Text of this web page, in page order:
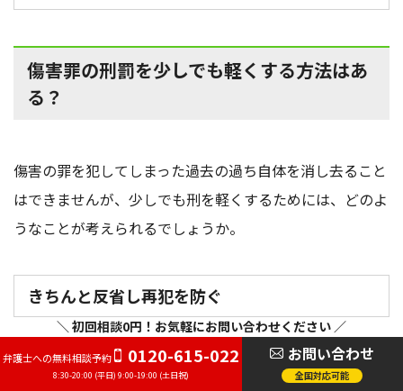
傷害罪の刑罰を少しでも軽くする方法はあ
る？
傷害の罪を犯してしまった過去の過ち自体を消し去ること
はできませんが、少しでも刑を軽くするためには、どのよ
うなことが考えられるでしょうか。
きちんと反省し再犯を防ぐ
当然のことながら、自らが傷害事件を起こすに至った経緯
＼ 初回相談0円！お気軽にお問い合わせください ／
弁護士への無料相談予約 0120-615-022
8:30-20:00 (平日) 9:00-19:00 (土日祝)
お問い合わせ
全国対応可能